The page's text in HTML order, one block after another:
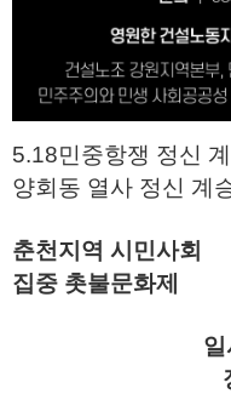
5.18민중항쟁 정신
양회동 열사 정신 계
춘천지역 시민사회
집중 촛불문화제